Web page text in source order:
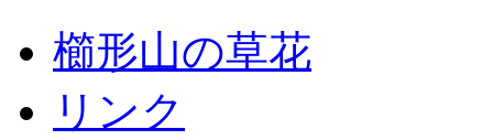
櫛形山の草花
リンク